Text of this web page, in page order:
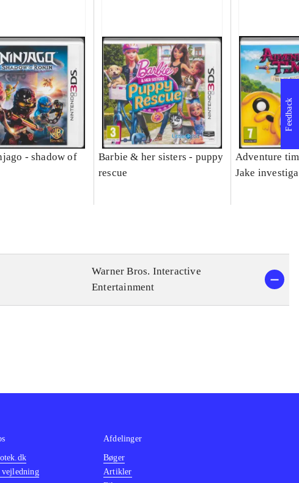
- shadow of
Barbie & her sisters - puppy
rescue
Adventure
Jake
Warner Bros. Interactive
Entertainment
Feedback
Afdelinger
Bøger
Artikler